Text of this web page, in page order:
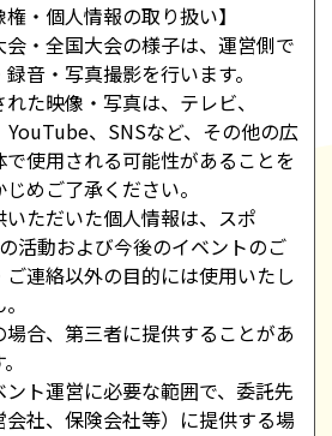
権・個人情報の取り扱い】
・全国大会の様子は、運営側で
音・写真撮影を行います。
た映像・写真は、テレビ、
YouTube、SNSなど、その他の広
で使用される可能性があることを
めご了承ください。
ただいた個人情報は、スポ
活動および今後のイベントのご
ご連絡以外の目的には使用いたし
場合、第三者に提供することがあ
ント運営に必要な範囲で、委託先
会社、保険会社等）に提供する場